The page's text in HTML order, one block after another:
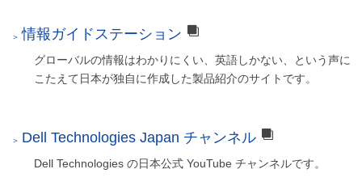
情報ガイドステーション
グローバルの情報はわかりにくい、英語しかない、という声に
こたえて日本が独自に作成した製品紹介のサイトです。
Dell Technologies Japan チャンネル
Dell Technologies の日本公式 YouTube チャンネルです。